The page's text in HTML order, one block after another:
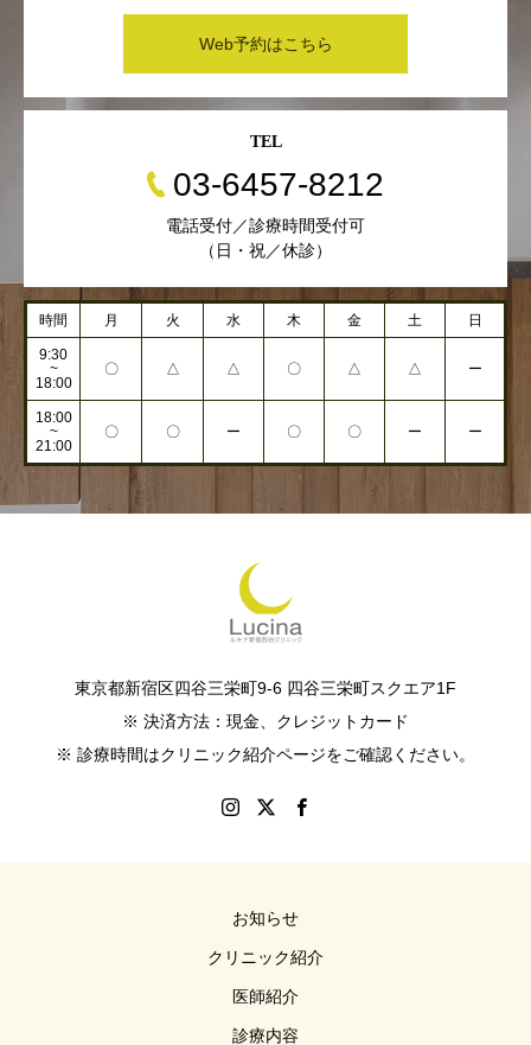
Web予約はこちら
TEL
03-6457-8212
電話受付／診療時間受付可
（日・祝／休診）
時間 月 火 水 木 金 土 日
9:30
~
18:00
〇 △ △ 〇 △ △ ー
18:00
~
21:00
〇 〇 ー 〇 〇 ー ー
東京都新宿区四谷三栄町9-6 四谷三栄町スクエア1F
※ 決済方法：現金、クレジットカード
※ 診療時間はクリニック紹介ページをご確認ください。
お知らせ
クリニック紹介
医師紹介
診療内容